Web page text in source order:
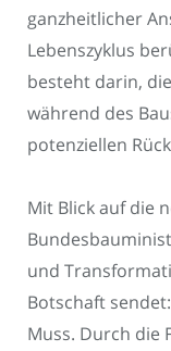
ganzheitlicher
Lebenszyklus
besteht darin,
während des
potenziellen
Mit Blick auf die
und
Botschaft
Muss. Durch die